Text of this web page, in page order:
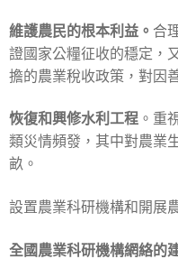
維護農民的根本利益。 合
證國家公糧征收的穩定，
擔的農業稅收政策，對因
恢復和興修水利工程 。重
類災情頻發，其中對農業
畝。
設置農業科研機構和開展
全國農業科研機構網絡的